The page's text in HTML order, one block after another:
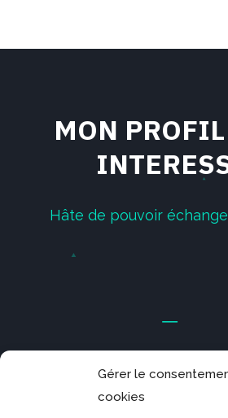
Gérer le
cookies
MON PROFIL
INTERES
Hâte de pouvoir échange